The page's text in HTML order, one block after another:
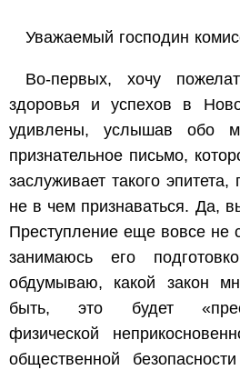
Уважаемый господин
Во-первых, хочу
здоровья и успехов в
удивлены, услышав обо
признательное письмо,
заслуживает такого
не в чем признаваться. Да,
Преступление еще вовсе не
занимаюсь его
обдумываю, какой закон
быть, это будет
физической
общественной